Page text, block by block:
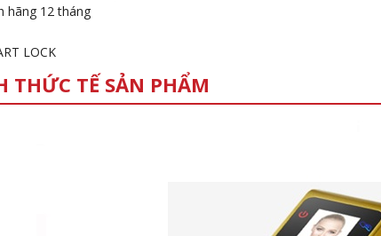
hãng 12 tháng
LOCK
THỨC TẾ SẢN PHẨM